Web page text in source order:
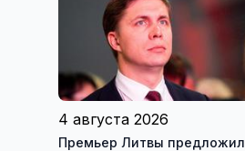
4 августа 2026
Премьер Литвы предложил